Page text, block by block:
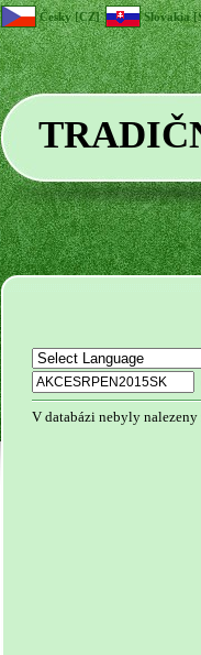
Česky [CZ] Slovakia
V databázi nebyly